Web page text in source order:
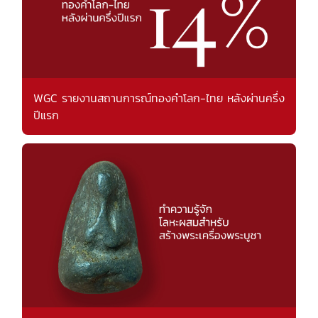
WGC รายงานสถานการณ์ทองคำโลก-ไทย หลังผ่านครึ่ง
ปีแรก